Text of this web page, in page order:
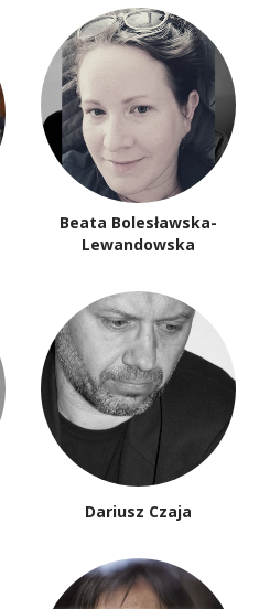
Beata Bolesławska-
Lewandowska
Dariusz Czaja